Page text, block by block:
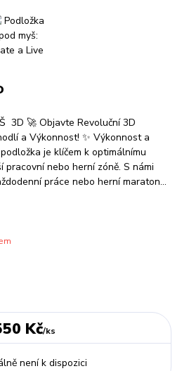
3D 🚀 Objavte Revoluční 3D
a Výkonnost! ✨ Výkonnost a
je klíčem k optimálnímu
nebo herní zóně. S námi
práce nebo herní maraton...
Kč/ks
není k dispozici